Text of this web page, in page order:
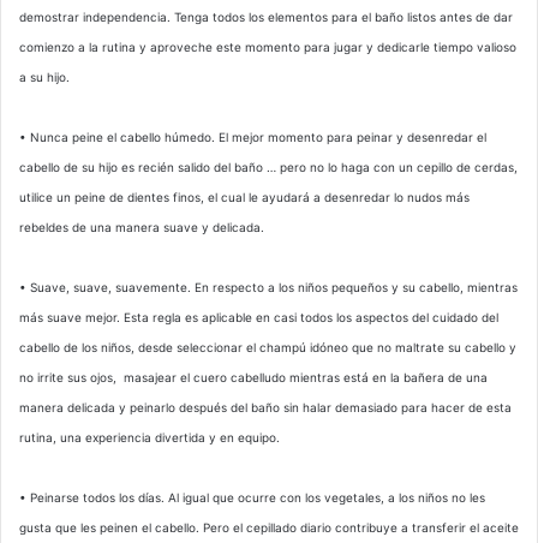
demostrar independencia. Tenga todos los elementos para el baño listos antes de dar
comienzo a la rutina y aproveche este momento para jugar y dedicarle tiempo valioso
a su hijo.
• Nunca peine el cabello húmedo. El mejor momento para peinar y desenredar el
cabello de su hijo es recién salido del baño … pero no lo haga con un cepillo de cerdas,
utilice un peine de dientes finos, el cual le ayudará a desenredar lo nudos más
rebeldes de una manera suave y delicada.
• Suave, suave, suavemente. En respecto a los niños pequeños y su cabello, mientras
más suave mejor. Esta regla es aplicable en casi todos los aspectos del cuidado del
cabello de los niños, desde seleccionar el champú idóneo que no maltrate su cabello y
no irrite sus ojos, masajear el cuero cabelludo mientras está en la bañera de una
manera delicada y peinarlo después del baño sin halar demasiado para hacer de esta
rutina, una experiencia divertida y en equipo.
• Peinarse todos los días. Al igual que ocurre con los vegetales, a los niños no les
gusta que les peinen el cabello. Pero el cepillado diario contribuye a transferir el aceite